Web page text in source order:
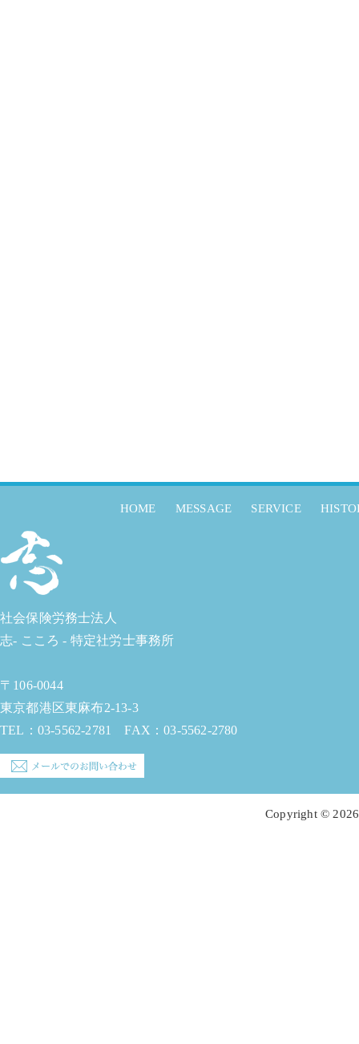
HOME MESSAGE SERVICE
社会保険労務士法人
志- こころ - 特定社労士事務所
〒106-0044
東京都港区東麻布2-13-3
TEL： 03-5562-2781 FAX：03-5562-2780
Copyright ©